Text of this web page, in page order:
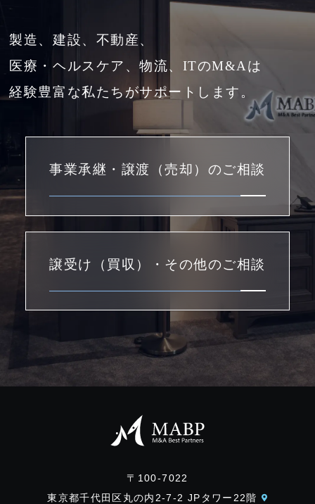
製造、建設、不動産、
医療・ヘルスケア、物流、ITのM&Aは
経験豊富な私たちがサポートします。
事業承継・譲渡（売却）のご相談
譲受け（買収）・その他のご相談
〒100-7022
東京都千代田区丸の内2-7-2 JPタワー22階